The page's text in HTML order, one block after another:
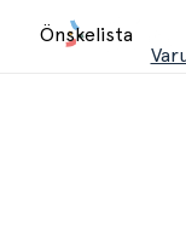
Önskelista